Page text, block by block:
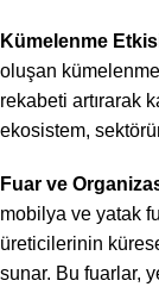
Kümelenme
oluşan
rekabeti artırarak
ekosistem,
Fuar ve
mobilya ve yatak
üreticilerinin
sunar. Bu fuarlar,